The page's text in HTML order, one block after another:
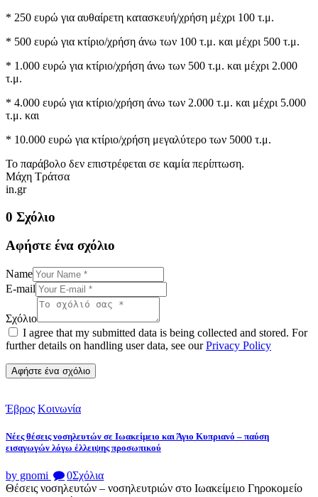
* 250 ευρώ για αυθαίρετη κατασκευή/χρήση μέχρι 100 τ.μ.
* 500 ευρώ για κτίριο/χρήση άνω των 100 τ.μ. και μέχρι 500 τ.μ.
* 1.000 ευρώ για κτίριο/χρήση άνω των 500 τ.μ. και μέχρι 2.000
τ.μ.
* 4.000 ευρώ για κτίριο/χρήση άνω των 2.000 τ.μ. και μέχρι 5.000
τ.μ. και
* 10.000 ευρώ για κτίριο/χρήση μεγαλύτερο των 5000 τ.μ.
Το παράβολο δεν επιστρέφεται σε καμία περίπτωση.
Μάχη Τράτσα
in.gr
0 Σχόλιο
Αφήστε ένα σχόλιο
Name
E-mail
Σχόλιο
I agree that my submitted data is being collected and stored. For
further details on handling user data, see ourPrivacy Policy
Έβρος Κοινωνία
Νέες θέσεις νοσηλευτών σε Ιωακείμειο και Άγιο Κυπριανό – παύση
εισαγωγών λόγω έλλειψης προσωπικού
by gnomi 0Σχόλια
Θέσεις νοσηλευτών – νοσηλευτριών στο Ιωακείμειο Γηροκομείο